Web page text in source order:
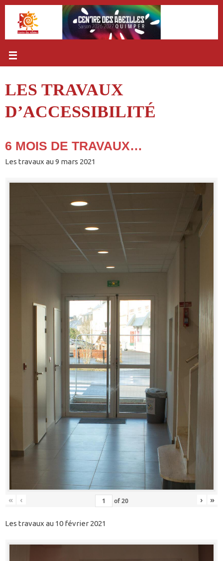
Passer
contenu
LES TRAVAUX
D’ACCESSIBILITÉ
6 MOIS DE TRAVAUX…
Les travaux au 9 mars 2021
« ‹ of20 › »
Les travaux au 10 février 2021